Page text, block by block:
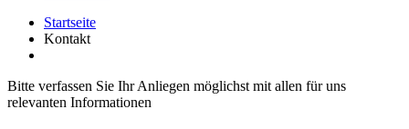
Startseite
Kontakt
Bitte verfassen Sie Ihr Anliegen möglichst mit allen für uns
relevanten Informationen